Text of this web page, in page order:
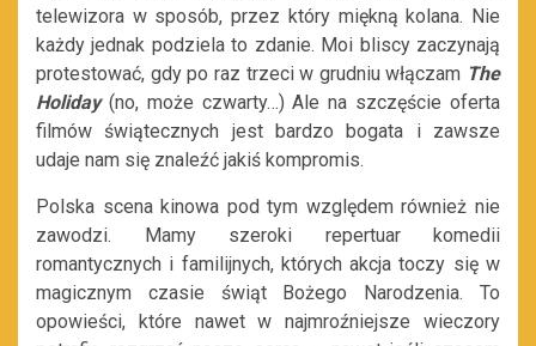
telewizora w sposób, przez który miękną kolana. Nie
każdy jednak podziela to zdanie. Moi bliscy zaczynają
protestować, gdy po raz trzeci w grudniu włączam The
Holiday (no, może czwarty…) Ale na szczęście oferta
filmów świątecznych jest bardzo bogata i zawsze
udaje nam się znaleźć jakiś kompromis.
Polska scena kinowa pod tym względem również nie
zawodzi. Mamy szeroki repertuar komedii
romantycznych i familijnych, których akcja toczy się w
magicznym czasie świąt Bożego Narodzenia. To
opowieści, które nawet w najmroźniejsze wieczory